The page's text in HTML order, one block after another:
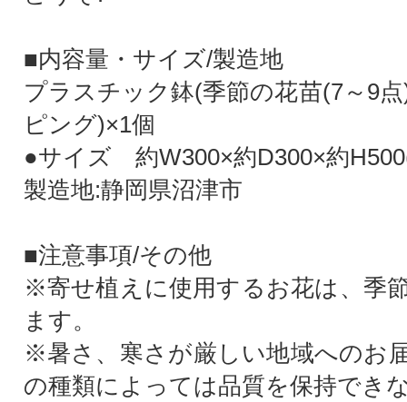
■内容量・サイズ/製造地
プラスチック鉢(季節の花苗(7～9
ピング)×1個
●サイズ 約W300×約D300×約
製造地:静岡県沼津市
■注意事項/その他
※寄せ植えに使用するお花は、季
ます。
※暑さ、寒さが厳しい地域へのお
の種類によっては品質を保持でき